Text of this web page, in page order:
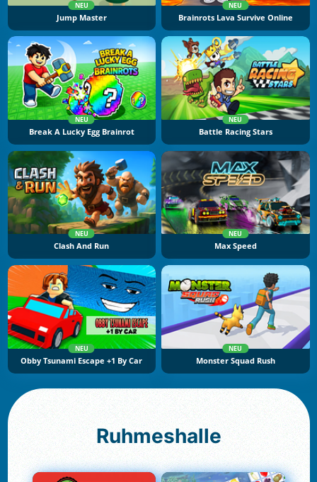
NEU
Jump Master
NEU
Brainrots Lava Survive Online
NEU
Break A Lucky Egg Brainrot
NEU
Battle Racing Stars
NEU
Clash And Run
NEU
Max Speed
NEU
Obby Tsunami Escape +1 By Car
NEU
Monster Squad Rush
Ruhmeshalle